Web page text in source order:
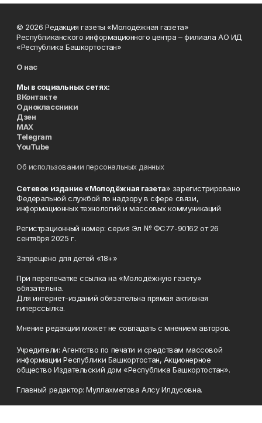
© 2026 Редакция газеты «Молодёжная газета»
Республиканского информационного центра – филиала АО ИД
«Республика Башкортостан»
О нас
Мы в социальных сетях:
ВКонтакте
Одноклассники
Дзен
MAX
Telegram
YouTube
Об использовании персональных данных
Сетевое издание «Молодёжная газета» зарегистрировано
Федеральной службой по надзору в сфере связи,
информационных технологий и массовых коммуникаций
Регистрационный номер: серия Эл № ФС77-90162 от 26
сентября 2025 г.
Запрещено для детей «18+»
При перепечатке ссылка на «Молодёжную газету»
обязательна.
Для интернет-изданий обязательна прямая активная
гиперссылка.
Мнение редакции может не совпадать с мнением авторов.
Учредители: Агентство по печати и средствам массовой
информации Республики Башкортостан, Акционерное
общество Издательский дом «Республика Башкортостан».
Главный редактор: Муллахметова Алсу Илдусовна.